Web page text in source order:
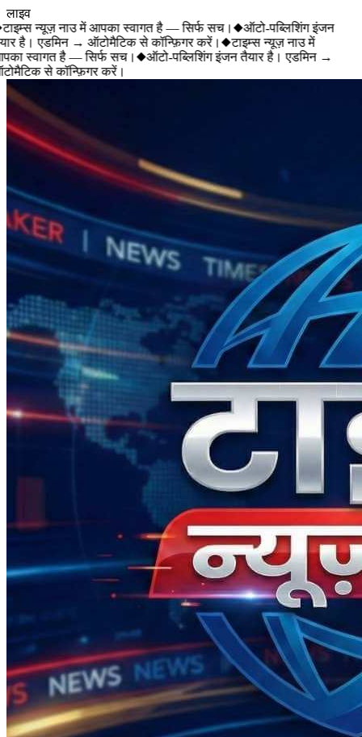
लाइव
न्यूज़ नाउ में आपका स्वागत है — सिर्फ सच। ◆ऑटो-पब्लिशिंग इंजन
है। एडमिन → ऑटोमैटिक से कॉन्फ़िगर करें। ◆टाइम्स न्यूज़ नाउ में
स्वागत है — सिर्फ सच। ◆ऑटो-पब्लिशिंग इंजन तैयार है। एडमिन →
से कॉन्फ़िगर करें।